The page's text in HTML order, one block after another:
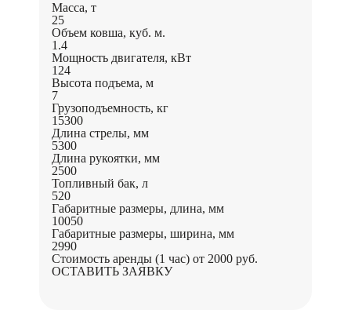
Масса, т
25
Объем ковша, куб. м.
1.4
Мощность двигателя, кВт
124
Высота подъема, м
7
Грузоподъемность, кг
15300
Длина стрелы, мм
5300
Длина рукоятки, мм
2500
Топливный бак, л
520
Габаритные размеры, длина, мм
10050
Габаритные размеры, ширина, мм
2990
Стоимость аренды (1 час) от 2000 руб.
ОСТАВИТЬ ЗАЯВКУ